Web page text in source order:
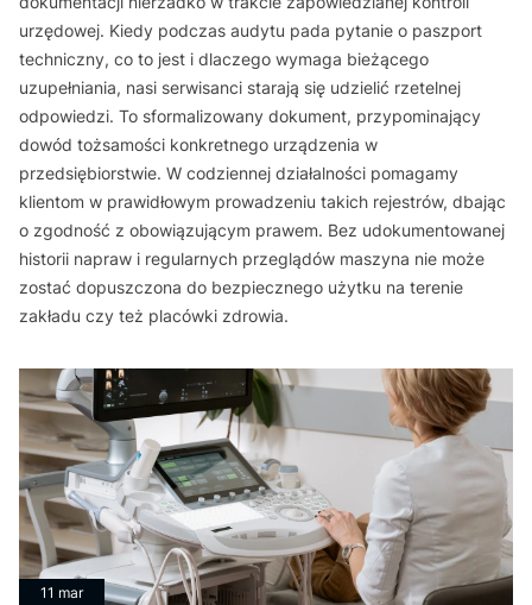
urzędowej. Kiedy podczas audytu pada pytanie o paszport
techniczny, co to jest i dlaczego wymaga bieżącego
uzupełniania, nasi serwisanci starają się udzielić rzetelnej
odpowiedzi. To sformalizowany dokument, przypominający
dowód tożsamości konkretnego urządzenia w
przedsiębiorstwie. W codziennej działalności pomagamy
klientom w prawidłowym prowadzeniu takich rejestrów, dbając
o zgodność z obowiązującym prawem. Bez udokumentowanej
historii napraw i regularnych przeglądów maszyna nie może
zostać dopuszczona do bezpiecznego użytku na terenie
zakładu czy też placówki zdrowia.
11 mar